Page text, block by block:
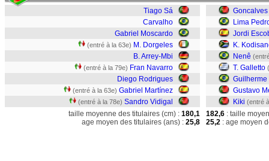
Tiago Sá
Carvalho
Gabriel Moscardo
(entré à la 63e) M. Dorgeles
B. Arrey-Mbi
(entré à la 79e) Fran Navarro
Diego Rodrigues
(entré à la 63e) Gabriel Martínez
(entré à la 78e) Sandro Vidigal
Lima
Jordi
K.
Nenê
T. Galletto
Guilherme
Gustavo
Kiki (entré
taille moyenne des titulaires (cm) : 180,1
age moyen des titulaires (ans) : 25,8
182,6 : taille
25,2 : age moyen